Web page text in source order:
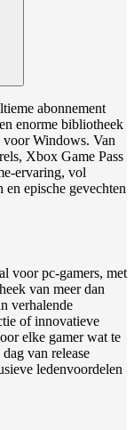
abonnement
enorme bibliotheek
voor Windows. Van
Xbox Game Pass
ervaring, vol
en epische gevechten
voor pc-gamers, met
van meer dan
verhalende
of innovatieve
elke gamer wat te
van release
ledenvoordelen